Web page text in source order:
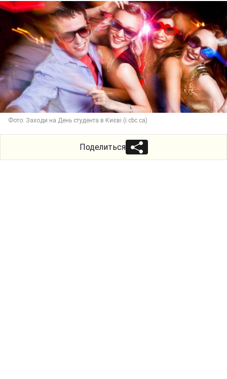
Фото: Заходи на День студента в Києві (i.cbc.ca)
Поделиться